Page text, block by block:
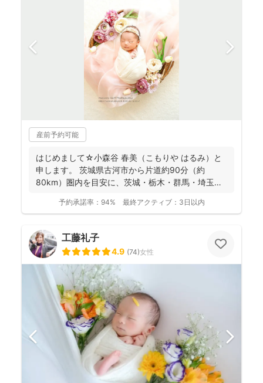
産前予約可能
はじめまして☆小森谷 春美（こもりや はるみ）と
申します。 茨城県古河市から片道約90分（約
80km）圏内を目安に、茨城・栃木・群馬・埼玉
予約承諾率： 94% 最終アクティブ： 3日以内
工藤礼子
4.9 (74)女性